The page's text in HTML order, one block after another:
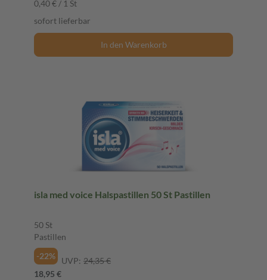
0,40 € / 1 St
sofort lieferbar
In den Warenkorb
isla med voice Halspastillen 50 St Pastillen
50 St
Pastillen
-22%
UVP: 24,35 €
18,95 €